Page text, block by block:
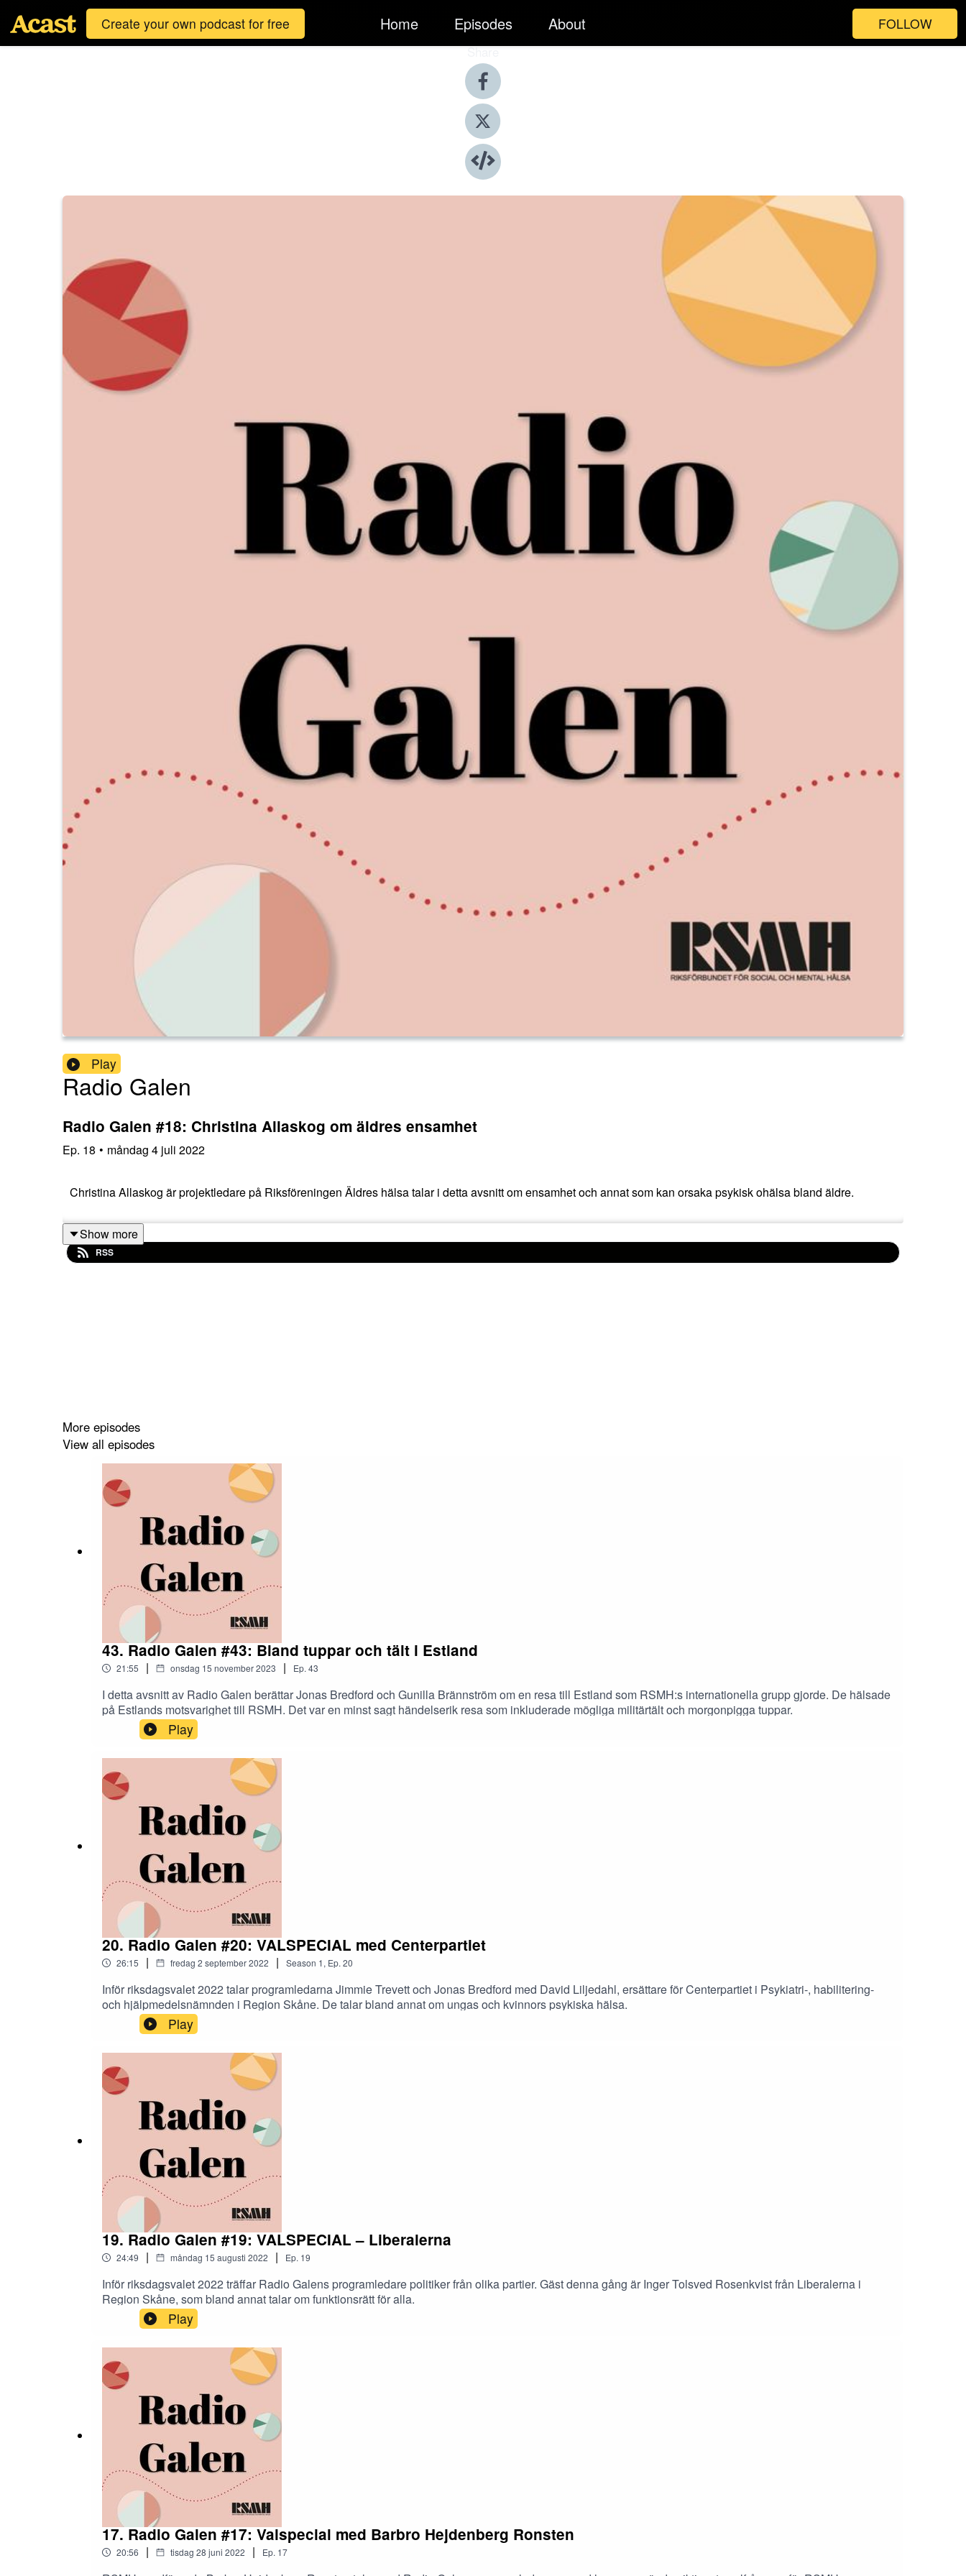
Create your own podcast for free Home Episodes About FOLLOW
Share
Play
Radio Galen
Radio Galen #18: Christina Allaskog om äldres ensamhet
Ep. 18 • måndag 4 juli 2022
Christina Allaskog är projektledare på Riksföreningen Äldres hälsa talar i detta avsnitt om ensamhet och annat som kan orsaka psykisk ohälsa bland äldre.
Show more
RSS
More episodes
View all episodes
43. Radio Galen #43: Bland tuppar och tält i Estland
21:55 | onsdag 15 november 2023 | Ep. 43
I detta avsnitt av Radio Galen berättar Jonas Bredford och Gunilla Brännström om en resa till Estland som RSMH:s internationella grupp gjorde. De hälsade
på Estlands motsvarighet till RSMH. Det var en minst sagt händelserik resa som inkluderade mögliga militärtält och morgonpigga tuppar.
Play
20. Radio Galen #20: VALSPECIAL med Centerpartiet
26:15 | fredag 2 september 2022 | Season 1, Ep. 20
Inför riksdagsvalet 2022 talar programledarna Jimmie Trevett och Jonas Bredford med David Liljedahl, ersättare för Centerpartiet i Psykiatri-, habilitering-
och hjälpmedelsnämnden i Region Skåne. De talar bland annat om ungas och kvinnors psykiska hälsa.
Play
19. Radio Galen #19: VALSPECIAL – Liberalerna
24:49 | måndag 15 augusti 2022 | Ep. 19
Inför riksdagsvalet 2022 träffar Radio Galens programledare politiker från olika partier. Gäst denna gång är Inger Tolsved Rosenkvist från Liberalerna i
Region Skåne, som bland annat talar om funktionsrätt för alla.
Play
17. Radio Galen #17: Valspecial med Barbro Hejdenberg Ronsten
20:56 | tisdag 28 juni 2022 | Ep. 17